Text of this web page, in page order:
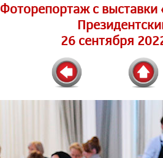
Фоторепортаж c выставки
26 сентября